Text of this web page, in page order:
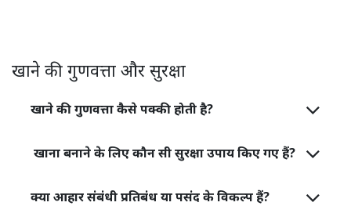
खाने की गुणवत्ता और सुरक्षा
खाने की गुणवत्ता कैसे पक्की होती है?
खाना बनाने के लिए कौन सी सुरक्षा उपाय किए गए हैं?
क्या आहार संबंधी प्रतिबंध या पसंद के विकल्प हैं?